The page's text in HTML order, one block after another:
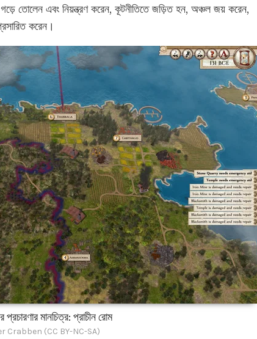
গড়ে তোলেন এবং নিয়ন্ত্রণ করেন, কূটনীতিতে জড়িত হন, অঞ্চল জয় করেন,
করেন।
প্রচারণার মানচিত্র: প্রাচীন রোম
Crabben (CC BY-NC-SA)